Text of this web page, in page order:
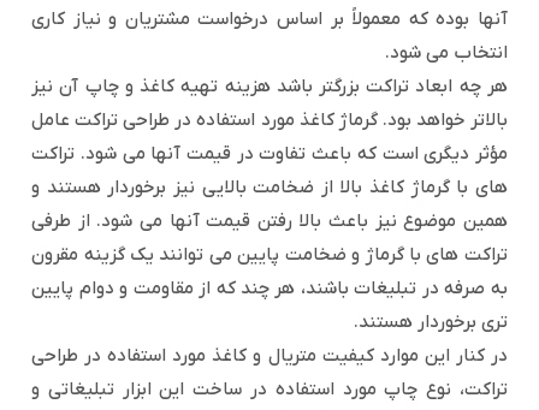
آنها بوده که معمولاً بر اساس درخواست مشتریان و نیاز کاری
انتخاب می شود.
هر چه ابعاد تراکت بزرگتر باشد هزینه تهیه کاغذ و چاپ آن نیز
بالاتر خواهد بود. گرماژ کاغذ مورد استفاده در طراحی تراکت عامل
مؤثر دیگری است که باعث تفاوت در قیمت آنها می شود. تراکت
های با گرماژ کاغذ بالا از ضخامت بالایی نیز برخوردار هستند و
همین موضوع نیز باعث بالا رفتن قیمت آنها می شود. از طرفی
تراکت های با گرماژ و ضخامت پایین می توانند یک گزینه مقرون
به صرفه در تبلیغات باشند، هر چند که از مقاومت و دوام پایین
تری برخوردار هستند.
در کنار این موارد کیفیت متریال و کاغذ مورد استفاده در طراحی
تراکت، نوع چاپ مورد استفاده در ساخت این ابزار تبلیغاتی و